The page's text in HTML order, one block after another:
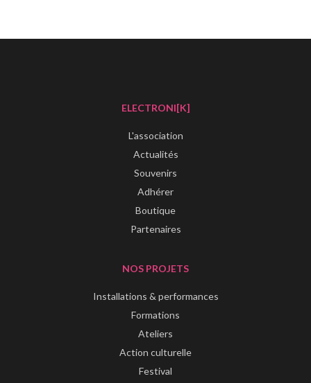
ELECTRONI[K]
L'association
Actualités
Souvenirs
Adhérer
Boutique
Partenaires
NOS PROJETS
Installations & performances
Formations
Ateliers
Action culturelle
Festival